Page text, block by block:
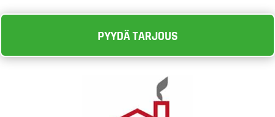
PYYDÄ TARJOUS